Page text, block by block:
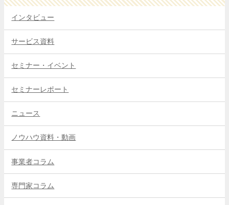
インタビュー
サービス資料
セミナー・イベント
セミナーレポート
ニュース
ノウハウ資料・動画
事業者コラム
専門家コラム